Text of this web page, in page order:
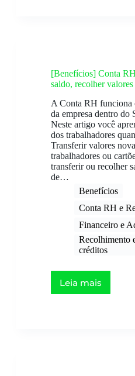
[Benefícios] Conta
saldo, recolher
A Conta RH funciona
da empresa dentro do
Neste artigo você
dos trabalhadores
Transferir valores
trabalhadores ou
transferir ou recolher
de…
Benefícios
Conta RH e
Financeiro e
Recolhimento
créditos​
Leia mais